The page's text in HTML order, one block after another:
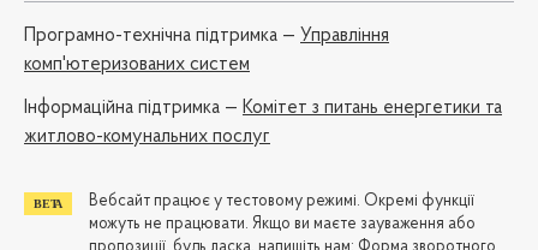
Програмно-технічна підтримка — Управління
комп'ютеризованих систем
Iнформаційна підтримка — Комітет з питань енергетики та
житлово-комунальних послуг
Вебсайт працює у тестовому режимі. Окремі функції
можуть не працювати. Якщо ви маєте зауваження або